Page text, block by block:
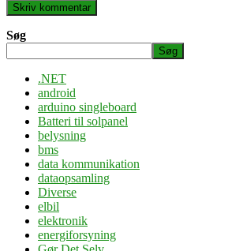
Søg
Søg
.NET
android
arduino singleboard
Batteri til solpanel
belysning
bms
data kommunikation
dataopsamling
Diverse
elbil
elektronik
energiforsyning